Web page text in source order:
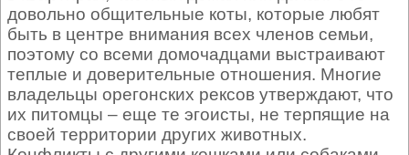
довольно общительные коты, которые любят
быть в центре внимания всех членов семьи,
поэтому со всеми домочадцами выстраивают
теплые и доверительные отношения. Многие
владельцы орегонских рексов утверждают, что
их питомцы – еще те эгоисты, не терпящие на
своей территории других животных.